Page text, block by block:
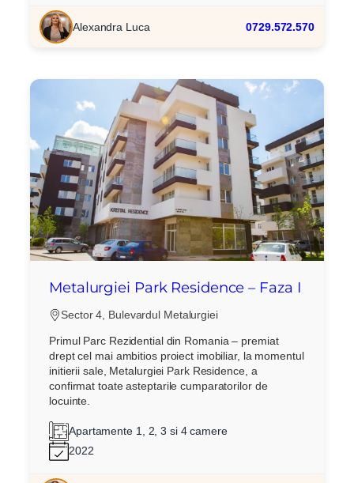
Alexandra Luca 0729.572.570
Metalurgiei Park Residence – Faza I
Sector 4, Bulevardul Metalurgiei
Primul Parc Rezidential din Romania – premiat
drept cel mai ambitios proiect imobiliar, la momentul
initierii sale, Metalurgiei Park Residence, a
confirmat toate asteptarile cumparatorilor de
locuinte.
Apartamente 1, 2, 3 si 4 camere
2022